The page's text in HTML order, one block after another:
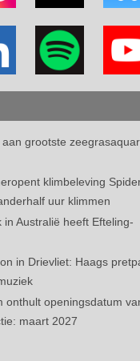
grootste
klimbeleving
uur klimmen
Australië heeft Efteling-
in Drievliet: Haags
onthult openingsdatum
maart 2027